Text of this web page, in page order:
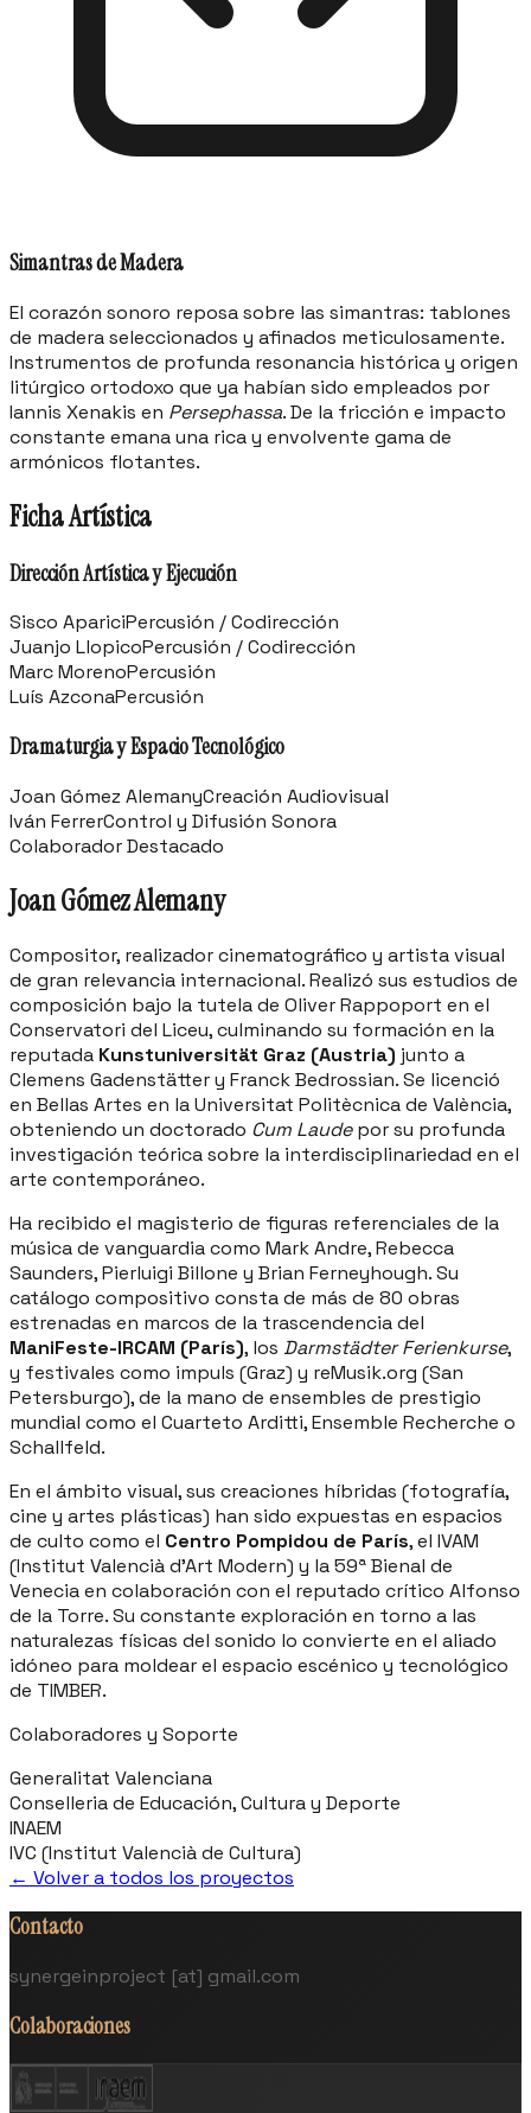
Simantras de Madera
El corazón sonoro reposa sobre las simantras: tablones
de madera seleccionados y afinados meticulosamente.
Instrumentos de profunda resonancia histórica y origen
litúrgico ortodoxo que ya habían sido empleados por
Iannis Xenakis en Persephassa. De la fricción e impacto
constante emana una rica y envolvente gama de
armónicos flotantes.
Ficha Artística
Dirección Artística y Ejecución
Sisco ApariciPercusión / Codirección
Juanjo LlopicoPercusión / Codirección
Marc MorenoPercusión
Luís AzconaPercusión
Dramaturgia y Espacio Tecnológico
Joan Gómez AlemanyCreación Audiovisual
Iván FerrerControl y Difusión Sonora
Colaborador Destacado
Joan Gómez Alemany
Compositor, realizador cinematográfico y artista visual
de gran relevancia internacional. Realizó sus estudios de
composición bajo la tutela de Oliver Rappoport en el
Conservatori del Liceu, culminando su formación en la
reputada Kunstuniversität Graz (Austria) junto a
Clemens Gadenstätter y Franck Bedrossian. Se licenció
en Bellas Artes en la Universitat Politècnica de València,
obteniendo un doctorado Cum Laudepor su profunda
investigación teórica sobre la interdisciplinariedad en el
arte contemporáneo.
Ha recibido el magisterio de figuras referenciales de la
música de vanguardia como Mark Andre, Rebecca
Saunders, Pierluigi Billone y Brian Ferneyhough. Su
catálogo compositivo consta de más de 80 obras
estrenadas en marcos de la trascendencia del
ManiFeste-IRCAM (París), los Darmstädter Ferienkurse,
y festivales como impuls (Graz) y reMusik.org (San
Petersburgo), de la mano de ensembles de prestigio
mundial como el Cuarteto Arditti, Ensemble Recherche o
Schallfeld.
En el ámbito visual, sus creaciones híbridas (fotografía,
cine y artes plásticas) han sido expuestas en espacios
de culto como el Centro Pompidou de París, el IVAM
(Institut Valencià d’Art Modern) y la 59ª Bienal de
Venecia en colaboración con el reputado crítico Alfonso
de la Torre. Su constante exploración en torno a las
naturalezas físicas del sonido lo convierte en el aliado
idóneo para moldear el espacio escénico y tecnológico
de TIMBER.
Colaboradores y Soporte
Generalitat Valenciana
Conselleria de Educación, Cultura y Deporte
INAEM
IVC (Institut Valencià de Cultura)
← Volver a todos los proyectos
Contacto
synergeinproject [at] gmail.com
Colaboraciones